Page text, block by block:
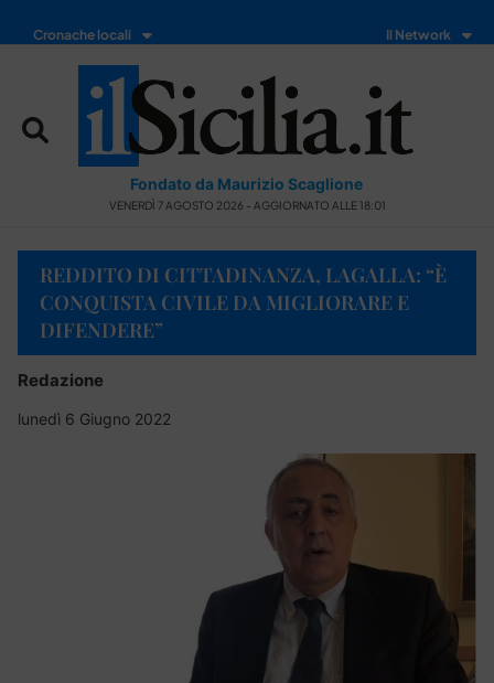
Cronache locali Il Network
Fondato da Maurizio Scaglione
VENERDÌ 7 AGOSTO 2026 - AGGIORNATO ALLE 18:01
REDDITO DI CITTADINANZA, LAGALLA: “È
CONQUISTA CIVILE DA MIGLIORARE E
DIFENDERE”
Redazione
lunedì 6 Giugno 2022